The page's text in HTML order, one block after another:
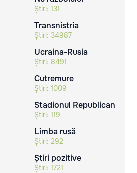
Știri: 131
Transnistria
Știri: 34987
Ucraina-Rusia
Știri: 8491
Cutremure
Știri: 1009
Stadionul Republican
Știri: 119
Limba rusă
Știri: 292
Știri pozitive
Știri: 1721